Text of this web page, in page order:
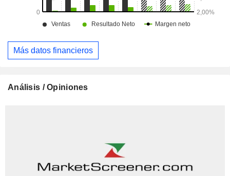
Más datos financieros
Análisis / Opiniones